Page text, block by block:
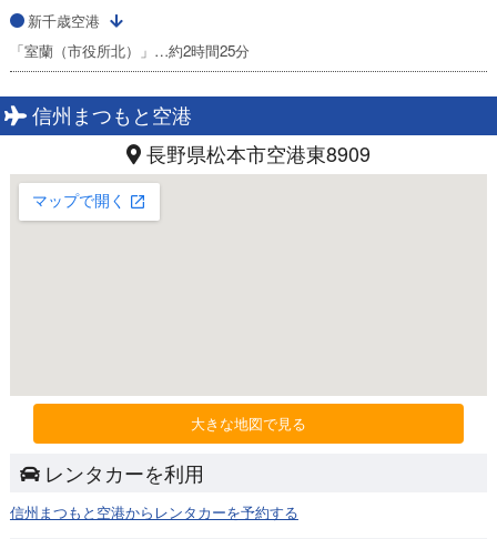
新千歳空港
「室蘭（市役所北）」…約2時間25分
信州まつもと空港
長野県松本市空港東8909
大きな地図で見る
レンタカーを利用
信州まつもと空港からレンタカーを予約する